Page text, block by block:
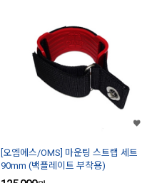
[오엠에스/OMS] 마운팅 스트랩 세트
90mm (백플레이트 부착용)